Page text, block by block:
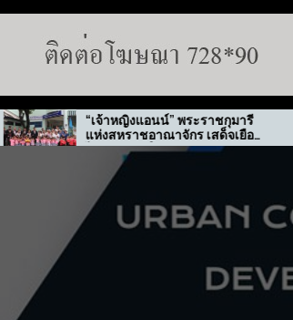
“เจ้าหญิงแอนน์” พระราชกุมารี
แห่งสหราชอาณาจักร เสด็จเยือน
ไทย-เกาหลีใต้